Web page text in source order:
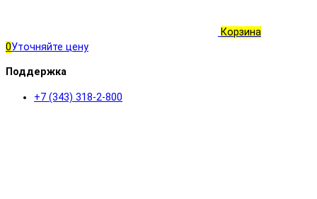
Корзина
0Уточняйте цену
Поддержка
+7 (343) 318-2-800